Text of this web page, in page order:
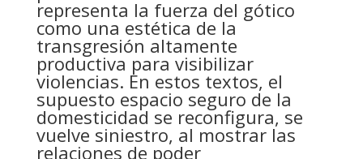
representa la fuerza del gótico
como una estética de la
transgresión altamente
productiva para visibilizar
violencias. En estos textos, el
supuesto espacio seguro de la
domesticidad se reconfigura, se
vuelve siniestro, al mostrar las
relaciones de poder